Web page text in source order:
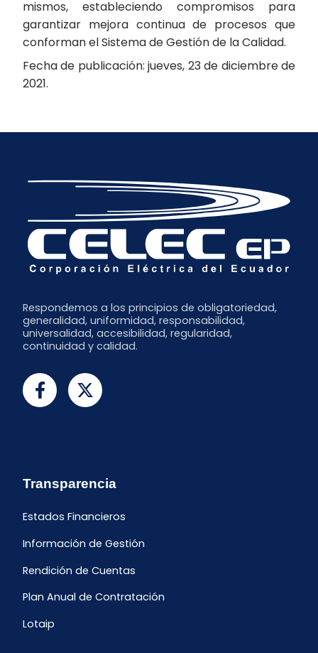
mismos, estableciendo compromisos para
garantizar mejora continua de procesos que
conforman el Sistema de Gestión de la Calidad.
Fecha de publicación: jueves, 23 de diciembre de
2021.
Respondemos a los principios de obligatoriedad,
generalidad, uniformidad, responsabilidad,
universalidad, accesibilidad, regularidad,
continuidad y calidad.
Transparencia
Estados Financieros
Información de Gestión
Rendición de Cuentas
Plan Anual de Contratación
Lotaip